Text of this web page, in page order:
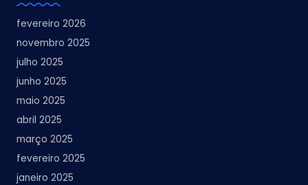
fevereiro 2026
novembro 2025
julho 2025
junho 2025
maio 2025
abril 2025
março 2025
fevereiro 2025
janeiro 2025